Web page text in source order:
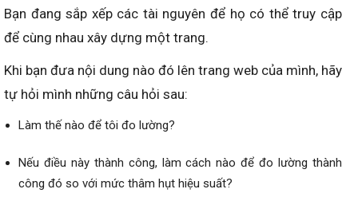
Bạn đang sắp xếp các tài nguyên để họ có thể truy cập
để cùng nhau xây dựng một trang.
Khi bạn đưa nội dung nào đó lên trang web của mình, hãy
tự hỏi mình những câu hỏi sau:
Làm thế nào để tôi đo lường?
Nếu điều này thành công, làm cách nào để đo lường thành
công đó so với mức thâm hụt hiệu suất?